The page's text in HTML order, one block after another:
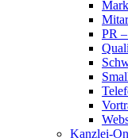
PR
Kanzlei-